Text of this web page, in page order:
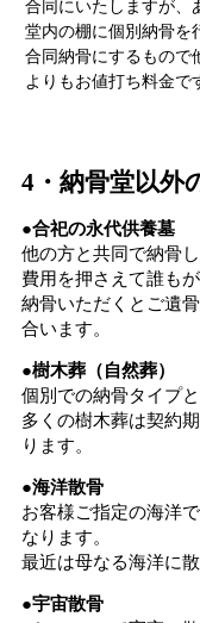
合同にいたしますが、
堂内の棚に個別納骨を
合同納骨にするもので
よりもお値打ち料金で
4・納骨堂以外
●合祀の永代供養墓
他の方と共同で納骨
費用を押さえて誰も
納骨いただくとご遺
合います。
●樹木葬（自然葬）
個別での納骨タイプ
多くの樹木葬は契約
ります。
●海洋散骨
お客様ご指定の海洋
なります。
最近は母なる海洋に
●宇宙散骨